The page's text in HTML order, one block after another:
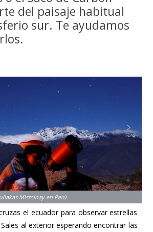
del paisaje habitual
sur. Te ayudamos
Misminay en Perú
el ecuador para observar estrellas
al exterior esperando encontrar las